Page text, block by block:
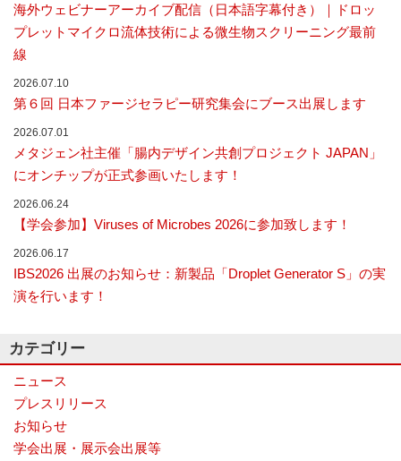
海外ウェビナーアーカイブ配信（日本語字幕付き）｜ドロッ
プレットマイクロ流体技術による微生物スクリーニング最前
線
第６回 日本ファージセラピー研究集会にブース出展します
2026.07.10
メタジェン社主催「腸内デザイン共創プロジェクト JAPAN」
にオンチップが正式参画いたします！
2026.07.01
【学会参加】Viruses of Microbes 2026に参加致します！
2026.06.24
IBS2026 出展のお知らせ：新製品「Droplet Generator S」の実
演を行います！
2026.06.17
カテゴリー
ニュース
プレスリリース
お知らせ
学会出展・展示会出展等